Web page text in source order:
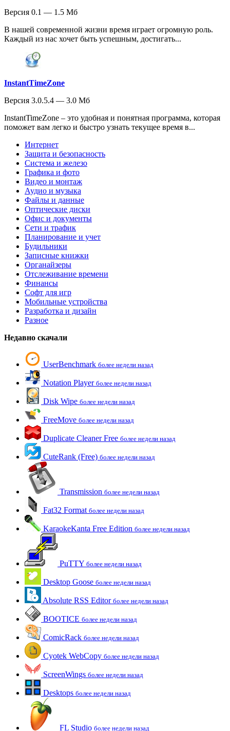
Версия 0.1 — 1.5 Мб
В нашей современной жизни время играет огромную роль.
Каждый из нас хочет быть успешным, достигать...
InstantTimeZone
Версия 3.0.5.4 — 3.0 Мб
InstantTimeZone – это удобная и понятная программа, которая
поможет вам легко и быстро узнать текущее время в...
Интернет
Защита и безопасность
Система и железо
Графика и фото
Видео и монтаж
Аудио и музыка
Файлы и данные
Оптические диски
Офис и документы
Сети и трафик
Планирование и учет
Будильники
Записные книжки
Органайзеры
Отслеживание времени
Финансы
Софт для игр
Мобильные устройства
Разработка и дизайн
Разное
Недавно скачали
UserBenchmark более недели назад
Notation Player более недели назад
Disk Wipe более недели назад
FreeMove более недели назад
Duplicate Cleaner Free более недели назад
CuteRank (Free) более недели назад
Transmission более недели назад
Fat32 Format более недели назад
KaraokeKanta Free Edition более недели назад
PuTTY более недели назад
Desktop Goose более недели назад
Absolute RSS Editor более недели назад
BOOTICE более недели назад
ComicRack более недели назад
Cyotek WebCopy более недели назад
ScreenWings более недели назад
Desktops более недели назад
FL Studio более недели назад